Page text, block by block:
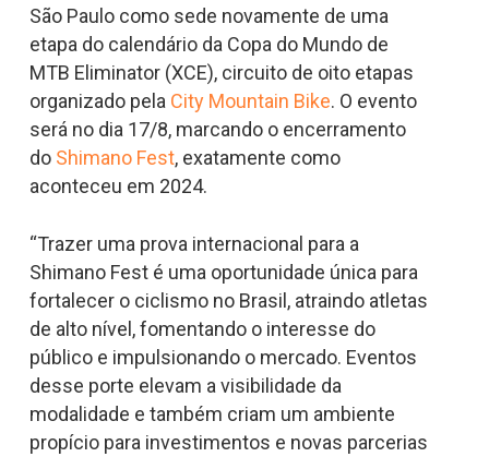
São Paulo como sede novamente de uma
etapa do calendário da Copa do Mundo de
MTB Eliminator (XCE), circuito de oito etapas
organizado pela City Mountain Bike. O evento
será no dia 17/8, marcando o encerramento
do Shimano Fest, exatamente como
aconteceu em 2024.
“Trazer uma prova internacional para a
Shimano Fest é uma oportunidade única para
fortalecer o ciclismo no Brasil, atraindo atletas
de alto nível, fomentando o interesse do
público e impulsionando o mercado. Eventos
desse porte elevam a visibilidade da
modalidade e também criam um ambiente
propício para investimentos e novas parcerias